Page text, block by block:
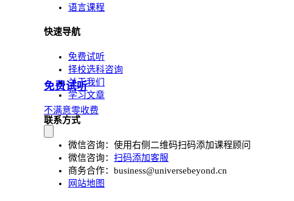
免费试听
不满意零收费
语言课程
快速导航
免费试听
择校选科咨询
关于我们
学习文章
联系方式
微信咨询：使用右侧二维码扫码添加课程顾问
微信咨询： 扫码添加客服
商务合作： business@universebeyond.cn
网站地图